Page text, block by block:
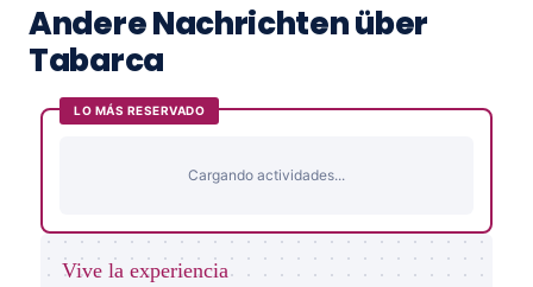
Andere Nachrichten über
Tabarca
LO MÁS RESERVADO
Cargando actividades...
Vive la experiencia